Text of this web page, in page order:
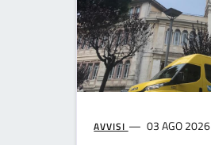
AVVISI 03 AGO 2026